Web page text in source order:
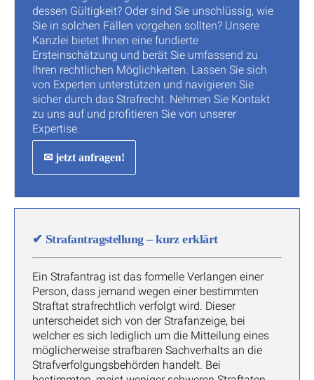
dessen Gültigkeit? Oder sind Sie unschlüssig, wie
Sie in solchen Fällen vorgehen sollten? Unsere
Kanzlei bietet Ihnen eine fundierte
Ersteinschätzung und berät Sie umfassend zu
Ihren rechtlichen Möglichkeiten. Lassen Sie sich
von Experten unterstützen und navigieren Sie
sicher durch das Strafrecht. Nehmen Sie Kontakt
zu uns auf und profitieren Sie von unserer
Expertise.
✉ jetzt anfragen!
✔ Strafantragstellung – kurz erklärt
Ein Strafantrag ist das formelle Verlangen einer
Person, dass jemand wegen einer bestimmten
Straftat strafrechtlich verfolgt wird. Dieser
unterscheidet sich von der Strafanzeige, bei
welcher es sich lediglich um die Mitteilung eines
möglicherweise strafbaren Sachverhalts an die
Strafverfolgungsbehörden handelt. Bei